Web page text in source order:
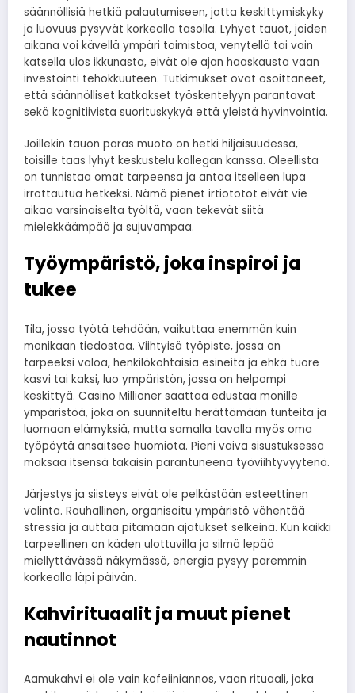
säännöllisiä hetkiä palautumiseen, jotta keskittymiskyky
ja luovuus pysyvät korkealla tasolla. Lyhyet tauot, joiden
aikana voi kävellä ympäri toimistoa, venytellä tai vain
katsella ulos ikkunasta, eivät ole ajan haaskausta vaan
investointi tehokkuuteen. Tutkimukset ovat osoittaneet,
että säännölliset katkokset työskentelyyn parantavat
sekä kognitiivista suorituskykyä että yleistä hyvinvointia.
Joillekin tauon paras muoto on hetki hiljaisuudessa,
toisille taas lyhyt keskustelu kollegan kanssa. Oleellista
on tunnistaa omat tarpeensa ja antaa itselleen lupa
irrottautua hetkeksi. Nämä pienet irtiototot eivät vie
aikaa varsinaiselta työltä, vaan tekevät siitä
mielekkäämpää ja sujuvampaa.
Työympäristö, joka inspiroi ja
tukee
Tila, jossa työtä tehdään, vaikuttaa enemmän kuin
monikaan tiedostaa. Viihtyisä työpiste, jossa on
tarpeeksi valoa, henkilökohtaisia esineitä ja ehkä tuore
kasvi tai kaksi, luo ympäristön, jossa on helpompi
keskittyä. Casino Millioner saattaa edustaa monille
ympäristöä, joka on suunniteltu herättämään tunteita ja
luomaan elämyksiä, mutta samalla tavalla myös oma
työpöytä ansaitsee huomiota. Pieni vaiva sisustuksessa
maksaa itsensä takaisin parantuneena työviihtyvyytenä.
Järjestys ja siisteys eivät ole pelkästään esteettinen
valinta. Rauhallinen, organisoitu ympäristö vähentää
stressiä ja auttaa pitämään ajatukset selkeinä. Kun kaikki
tarpeellinen on käden ulottuvilla ja silmä lepää
miellyttävässä näkymässä, energia pysyy paremmin
korkealla läpi päivän.
Kahvirituaalit ja muut pienet
nautinnot
Aamukahvi ei ole vain kofeiiniannos, vaan rituaali, joka